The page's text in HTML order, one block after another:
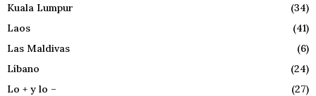
Kuala Lumpur
(34)
Laos
(41)
Las Maldivas
(6)
Líbano
(24)
Lo + y lo –
(27)